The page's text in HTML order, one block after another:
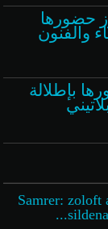
حضورها
والفنون
بإطلالة
Samrer: zoloft